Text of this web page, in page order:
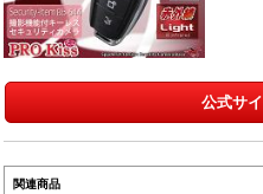
公式サ
関連商品